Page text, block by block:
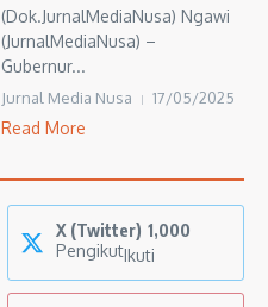
(Dok.JurnalMediaNusa) Ngawi
(JurnalMediaNusa) –
Gubernur...
Jurnal Media Nusa 17/05/2025
Read More
X (Twitter) 1,000
PengikutIkuti